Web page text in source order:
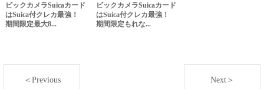
ビックカメラSuicaカード
はSuica付クレカ最強！
期間限定最大8...
ビックカメラSuicaカード
はSuica付クレカ最強！
期間限定もれな...
＜Previous Next＞